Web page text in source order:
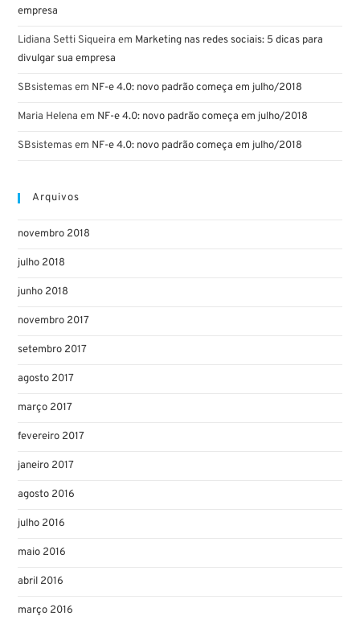
empresa
Lidiana Setti Siqueira em Marketing nas redes sociais: 5 dicas para
divulgar sua empresa
SBsistemasem NF-e 4.0: novo padrão começa em julho/2018
Maria Helena em NF-e 4.0: novo padrão começa em julho/2018
SBsistemasem NF-e 4.0: novo padrão começa em julho/2018
Arquivos
novembro 2018
julho 2018
junho 2018
novembro 2017
setembro 2017
agosto 2017
março 2017
fevereiro 2017
janeiro 2017
agosto 2016
julho 2016
maio 2016
abril 2016
março 2016